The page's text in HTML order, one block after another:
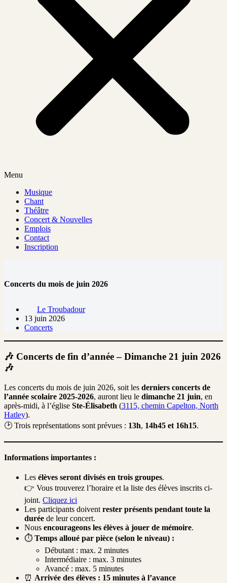
Menu
Musique
Chant
Théâtre
Concert & Nouvelles
Emplois
Contact
Inscription
Concerts du mois de juin 2026
Le Troubadour
13 juin 2026
Concerts
🎶 Concerts de fin d’année – Dimanche 21 juin 2026
🎶
Les concerts du mois de juin 2026, soit les derniers concerts de
l’année scolaire 2025-2026, auront lieu le dimanche 21 juin, en
après-midi, à l’église Ste-Élisabeth (3115, chemin Capelton, North
Hatley).
🕑 Trois représentations sont prévues : 13h, 14h45 et 16h15.
Informations importantes :
Les élèves seront divisés en trois groupes.
👉 Vous trouverez l’horaire et la liste des élèves inscrits ci-
joint. Cliquez ici
Les participants doivent rester présents pendant toute la
durée de leur concert.
Nous encourageons les élèves à jouer de mémoire.
⏱️ Temps alloué par pièce (selon le niveau) :
Débutant : max. 2 minutes
Intermédiaire : max. 3 minutes
Avancé : max. 5 minutes
⏰ Arrivée des élèves : 15 minutes à l’avance